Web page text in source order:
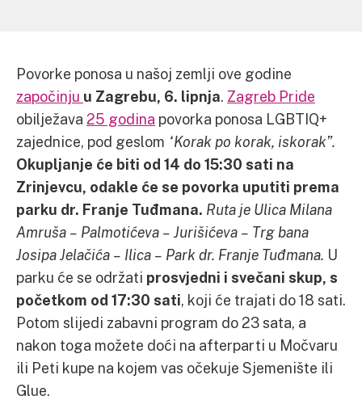
Povorke ponosa u našoj zemlji ove godine
započinju u Zagrebu, 6. lipnja. Zagreb Pride
obilježava 25 godina povorka ponosa LGBTIQ+
zajednice, pod geslom “Korak po korak, iskorak”.
Okupljanje će biti od 14 do 15:30 sati na
Zrinjevcu, odakle će se povorka uputiti prema
parku dr. Franje Tuđmana. Ruta je Ulica Milana
Amruša – Palmotićeva – Jurišićeva – Trg bana
Josipa Jelačića – Ilica – Park dr. Franje Tuđmana. U
parku će se održati prosvjedni i svečani skup, s
početkom od 17:30 sati, koji će trajati do 18 sati.
Potom slijedi zabavni program do 23 sata, a
nakon toga možete doći na afterparti u Močvaru
ili Peti kupe na kojem vas očekuje Sjemenište ili
Glue.